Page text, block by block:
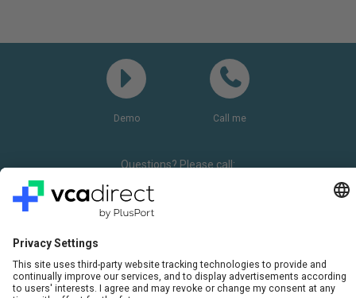
Demo Call me
Questions? Please call:
or send us an email
LinkedIn